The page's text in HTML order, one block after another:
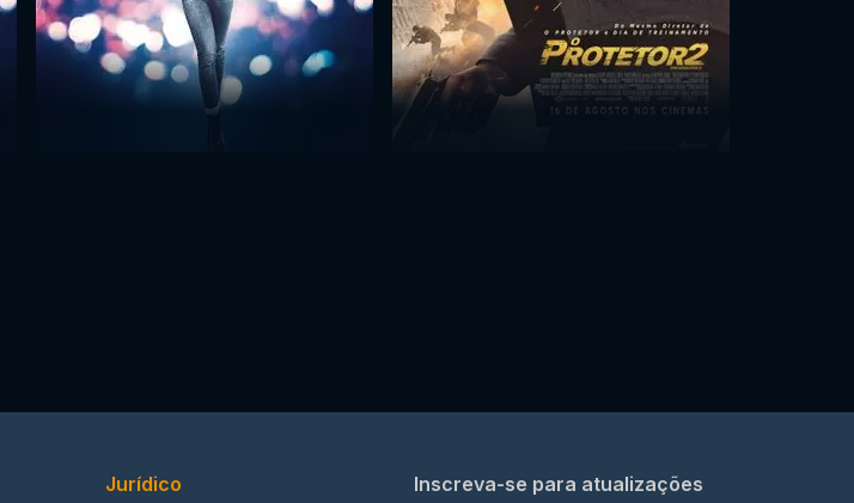
Jurídico Inscreva-se para atualizações